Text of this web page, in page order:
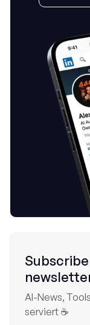
AI-News,
serviert ☕